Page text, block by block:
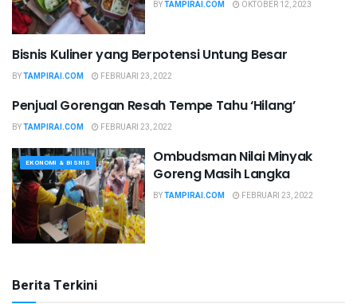
BYTAMPIRAI.COM OKTOBER 12, 2023
FOOD
Bisnis Kuliner yang Berpotensi Untung Besar
BYTAMPIRAI.COM FEBRUARI 23, 2022
EKONOMI & BISNIS
Penjual Gorengan Resah Tempe Tahu ‘Hilang’
BYTAMPIRAI.COM FEBRUARI 23, 2022
EKONOMI & BISNIS
Ombudsman Nilai Minyak
Goreng Masih Langka
BYTAMPIRAI.COM FEBRUARI 23, 2022
Berita Terkini